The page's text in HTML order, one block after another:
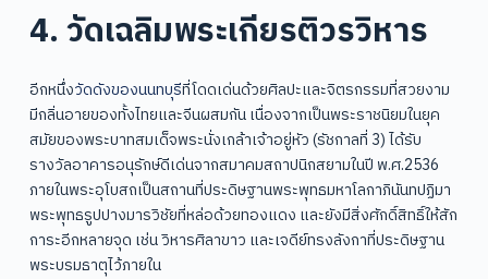
4. วัดเฉลิมพระเกียรติวรวิหาร
อีกหนึ่งวัดดังของนนทบุรีที่โดดเด่นด้วยศิลปะและจิตรกรรมที่สวยงาม
มีกลิ่นอายของทั้งไทยและจีนผสมกัน เนื่องจากเป็นพระราชนิยมในยุค
สมัยของพระบาทสมเด็จพระนั่งเกล้าเจ้าอยู่หัว (รัชกาลที่ 3) ได้รับ
รางวัลอาคารอนุรักษ์ดีเด่นจากสมาคมสถาปนิกสยามในปี พ.ศ.2536
ภายในพระอุโบสถเป็นสถานที่ประดิษฐานพระพุทธมหาโลกาภินันทปฏิมา
พระพุทธรูปปางมารวิชัยที่หล่อด้วยทองแดง และยังมีสิ่งศักดิ์สิทธิ์ให้สัก
การะอีกหลายจุด เช่น วิหารศิลาขาว และเจดีย์ทรงลังกาที่ประดิษฐาน
พระบรมธาตุไว้ภายใน